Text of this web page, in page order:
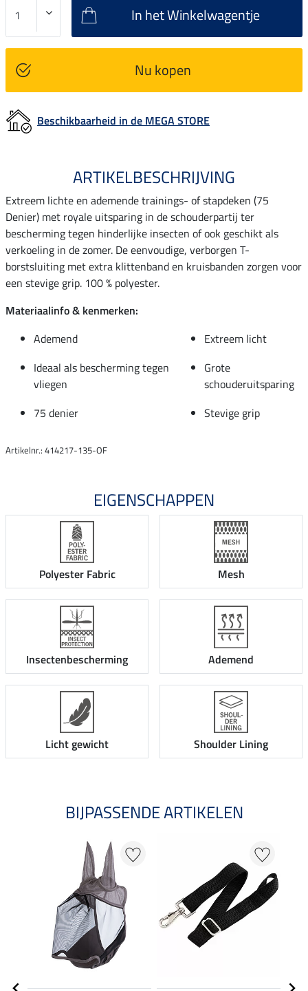
In het Winkelwagentje
Nu kopen
Beschikbaarheid in de MEGA STORE
ARTIKELBESCHRIJVING
Extreem lichte en ademende trainings- of stapdeken (75
Denier) met royale uitsparing in de schouderpartij ter
bescherming tegen hinderlijke insecten of ook geschikt als
verkoeling in de zomer. De eenvoudige, verborgen T-
borstsluiting met extra klittenband en kruisbanden zorgen voor
een stevige grip. 100 % polyester.
Materiaalinfo & kenmerken:
Ademend
Extreem licht
Ideaal als bescherming tegen
vliegen
Grote
schouderuitsparing
75 denier
Stevige grip
Artikelnr.: 414217-135-OF
EIGENSCHAPPEN
Polyester Fabric Mesh
Insectenbescherming Ademend
Licht gewicht Shoulder Lining
BIJPASSENDE ARTIKELEN